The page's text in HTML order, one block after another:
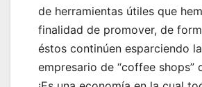
de herramientas útiles que
finalidad de promover, de
éstos continúen esparciendo
empresario de “coffee